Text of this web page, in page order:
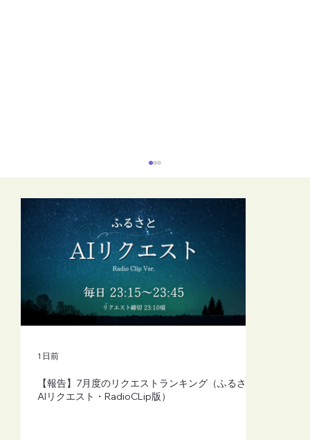
【FM-YRC】魔女michの隠れ家から
【報告】7月度のリクエストランキング（ふるさと
AIリクエスト・RadioCLip版）
1 日前